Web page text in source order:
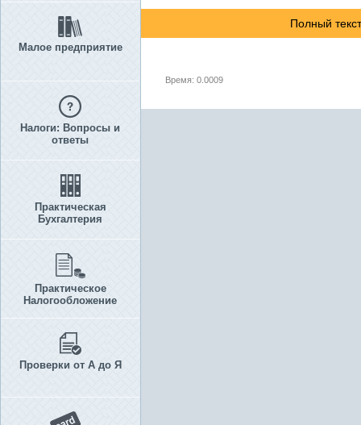
Малое предприятие
Налоги: Вопросы и
ответы
Практическая
Бухгалтерия
Практическое
Налогообложение
Проверки от А до Я
Полный
Время: 0.0009